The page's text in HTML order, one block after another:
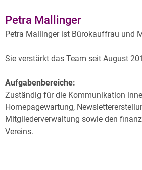
Petra Mallinger
Petra Mallinger ist Bürokauffrau und
Sie verstärkt das Team seit August
Aufgabenbereiche:
Zuständig für die Kommunikation
Homepagewartung,
Mitgliederverwaltung sowie den
Vereins.